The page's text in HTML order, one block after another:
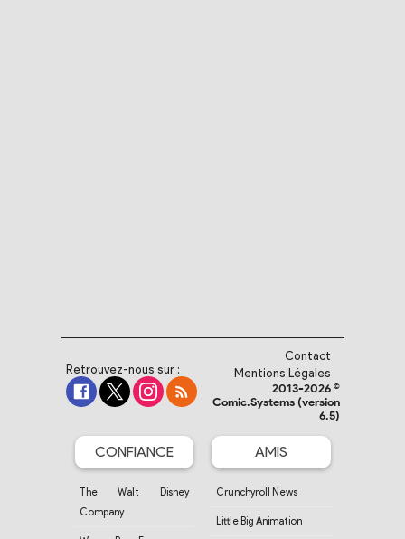
Retrouvez-nous sur :
Contact
Mentions Légales
2013-2026 ©
Comic.Systems (version
6.5)
CONFIANCE
The Walt Disney
Company
AMIS
Crunchyroll News
Little Big Animation